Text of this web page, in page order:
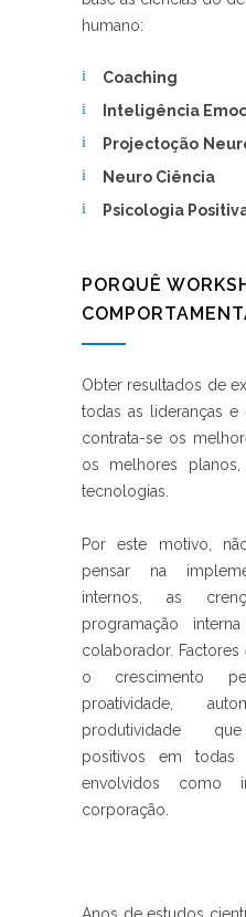
humano:
Coaching
Inteligência
Projectoção
Neuro Ciência
Psicologia
PORQUÊ
Obter resultados de
todas as lideranças e
contrata-se os
os melhores
tecnologias.
Por este motivo,
pensar na
internos, as
programação
colaborador.
o crescimento
proatividade,
produtividade
positivos em todas
envolvidos como
corporação.